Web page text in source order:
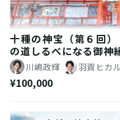
十種の神宝（第６回
の道しるべになる御神
川嶋政輝 羽賀ヒカ
¥100,000